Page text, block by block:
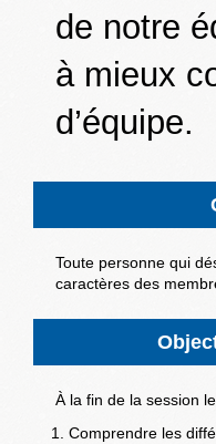
de notre
à mieux
d’équipe.
Toute personne qui
caractères des
À la fin de la session
Comprendre les